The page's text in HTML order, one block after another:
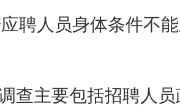
聘人员身体条件不
主要包括招聘人员